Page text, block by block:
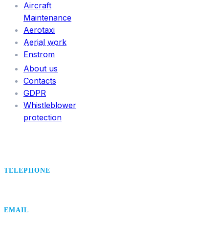
Aircraft
Maintenance
Aerotaxi
Aerial work
Enstrom
INFORMATION
About us
Contacts
GDPR
Whistleblower
protection
TELEPHONE
EMAIL